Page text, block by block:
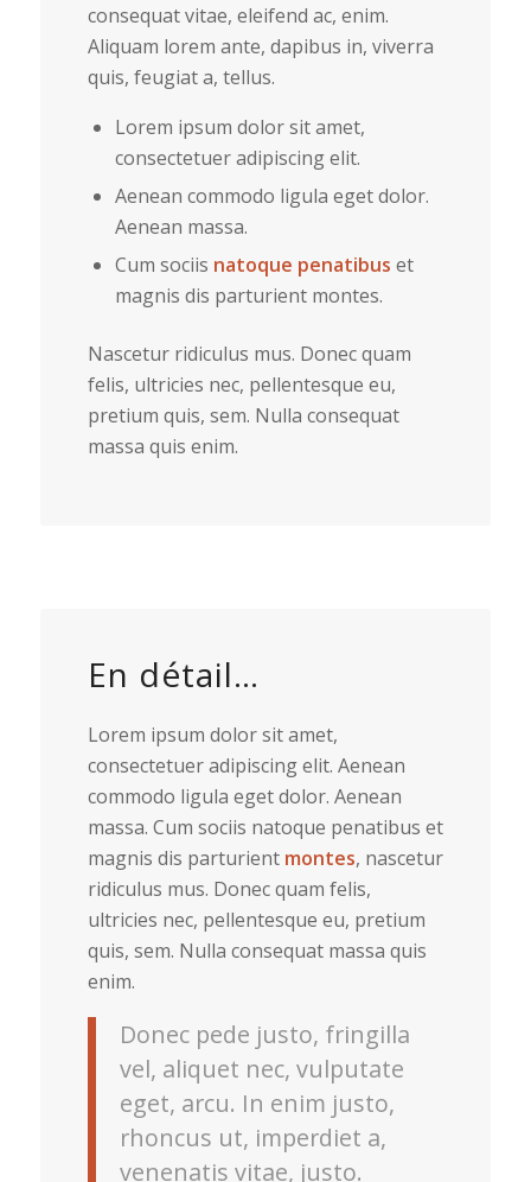
consequat vitae, eleifend ac, enim.
Aliquam lorem ante, dapibus in, viverra
quis, feugiat a, tellus.
Lorem ipsum dolor sit amet,
consectetuer adipiscing elit.
Aenean commodo ligula eget dolor.
Aenean massa.
Cum sociis natoque penatibus et
magnis dis parturient montes.
Nascetur ridiculus mus. Donec quam
felis, ultricies nec, pellentesque eu,
pretium quis, sem. Nulla consequat
massa quis enim.
En détail…
Lorem ipsum dolor sit amet,
consectetuer adipiscing elit. Aenean
commodo ligula eget dolor. Aenean
massa. Cum sociis natoque penatibus et
magnis dis parturient montes, nascetur
ridiculus mus. Donec quam felis,
ultricies nec, pellentesque eu, pretium
quis, sem. Nulla consequat massa quis
enim.
Donec pede justo, fringilla
vel, aliquet nec, vulputate
eget, arcu. In enim justo,
rhoncus ut, imperdiet a,
venenatis vitae, justo.